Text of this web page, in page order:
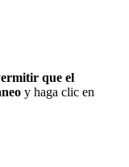
que el
y haga clic en